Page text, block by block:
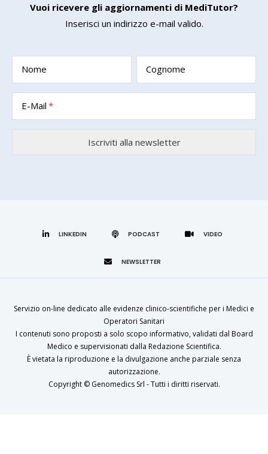
Vuoi ricevere gli aggiornamenti di MediTutor?
Inserisci un indirizzo e-mail valido.
Nome Cognome
E-Mail
LINKEDIN
Servizio on-line dedicato alle evidenze clinico-scientifiche per i Medici e
Operatori Sanitari
I contenuti sono proposti a solo scopo informativo, validati dal Board
Medico e supervisionati dalla Redazione Scientifica.
È vietata la riproduzione e la divulgazione anche parziale senza
autorizzazione.
Copyright © Genomedics Srl - Tutti i diritti riservati.